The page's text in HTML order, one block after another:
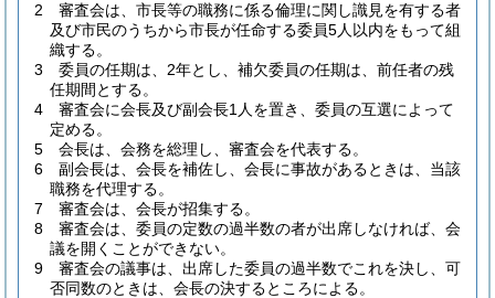
2
審査会は、市長等の職務に係る倫理に関し識見を有する者
及び市民のうちから市長が任命する委員5人以内をもって組
織する。
3
委員の任期は、2年とし、補欠委員の任期は、前任者の残
任期間とする。
4
審査会に会長及び副会長1人を置き、委員の互選によって
定める。
5
会長は、会務を総理し、審査会を代表する。
6
副会長は、会長を補佐し、会長に事故があるときは、当該
職務を代理する。
7
審査会は、会長が招集する。
8
審査会は、委員の定数の過半数の者が出席しなければ、会
議を開くことができない。
9
審査会の議事は、出席した委員の過半数でこれを決し、可
否同数のときは、会長の決するところによる。